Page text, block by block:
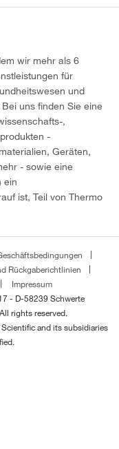
wir mehr als 6
für
und
uns finden Sie eine
,
-
Geräten,
- sowie eine
ein
ist, Teil von Thermo
Rückgaberichtlinien
Impressum
- D-58239 Schwerte
rights reserved.
and its subsidiaries